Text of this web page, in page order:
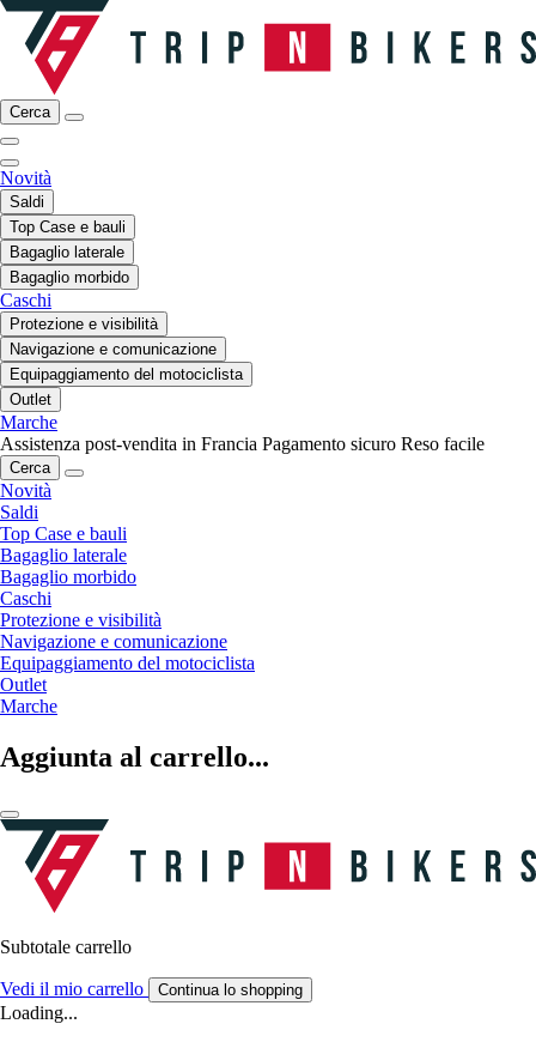
Cerca
Novità
Saldi
Top Case e bauli
Bagaglio laterale
Bagaglio morbido
Caschi
Protezione e visibilità
Navigazione e comunicazione
Equipaggiamento del motociclista
Outlet
Marche
Assistenza post-vendita in Francia Pagamento sicuro Reso facile
Cerca
Novità
Saldi
Top Case e bauli
Bagaglio laterale
Bagaglio morbido
Caschi
Protezione e visibilità
Navigazione e comunicazione
Equipaggiamento del motociclista
Outlet
Marche
Aggiunta al carrello...
Subtotale carrello
Vedi il mio carrello Continua lo shopping
Loading...